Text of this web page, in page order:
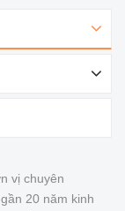
vị chuyên
20 năm kinh